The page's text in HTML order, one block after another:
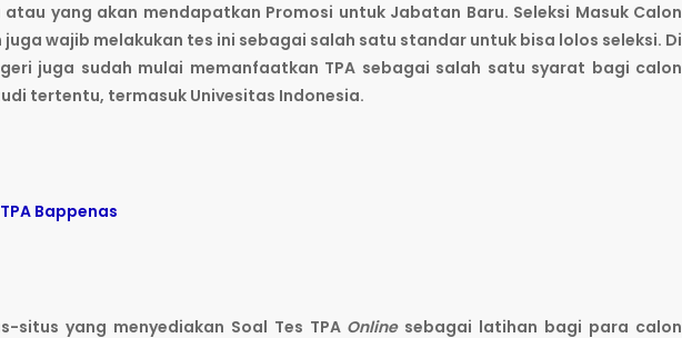
yang akan mendapatkan Promosi untuk Jabatan Baru. Seleksi Masuk Calon
juga wajib melakukan tes ini sebagai salah satu standar untuk bisa lolos seleksi. Di
juga sudah mulai memanfaatkan TPA sebagai salah satu syarat bagi calon
tertentu, termasuk Univesitas Indonesia.
Bappenas
situs yang menyediakan Soal Tes TPA Onlinesebagai latihan bagi para calon